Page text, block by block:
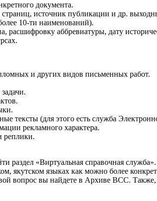
документа.
источник публикации и др.
10-ти наименований).
расшифровку аббревиатуры, дату
и других видов письменных работ.
тексты (для этого есть служба
рекламного характера.
реплики.
«Виртуальная справочная
языках как можно более
вопрос вы найдете в Архиве ВСС.